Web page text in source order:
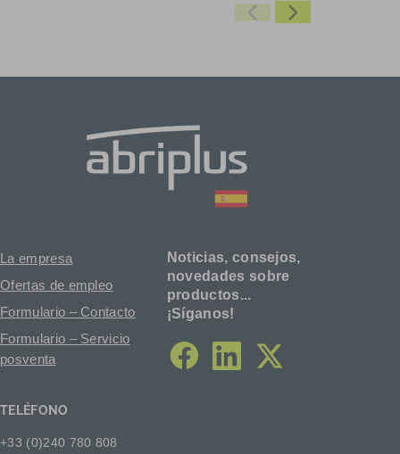
TELÉFONO
+33 (0)240 780 808
La empresa
Ofertas de empleo
Formulario – Contacto
Formulario – Servicio
posventa
Noticias, consejos,
novedades sobre
productos...
¡Síganos!
facebook
linkedin
twitter